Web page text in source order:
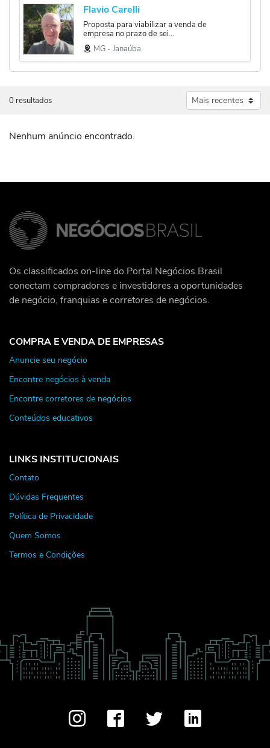
Flavio Carelli
Proposta para viabilizar a venda de
empresa no prazo de sei...
MG ‐ Janaúba
0 resultados
Nenhum anúncio encontrado.
Os classificados on-line do Portal Negócios Brasil
conectam compradores e investidores a oportunidades
de negócio, franquias e corretores de negócios.
COMPRA E VENDA DE EMPRESAS
Anuncie seu negócio
Encontre negócios à venda
Encontre corretores de negócios
Conteúdos educativos
LINKS INSTITUCIONAIS
Contato
Dúvidas Frequentes
Política de Privacidade
Quem Somos
Termos e Condições